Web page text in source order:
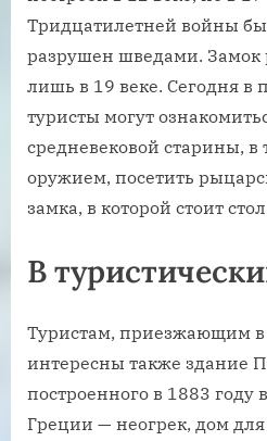
Тридцатилетней войны
разрушен шведами. Замок
лишь в 19 веке. Сегодня в
туристы могут
средневековой старины, в
оружием, посетить
замка, в которой стоит
В
Туристам, приезжающим в
интересны также здание
построенного в 1883 году
Греции — неогрек, дом